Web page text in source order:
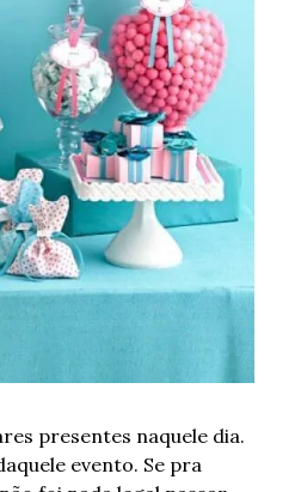
presentes naquele dia.
evento. Se pra